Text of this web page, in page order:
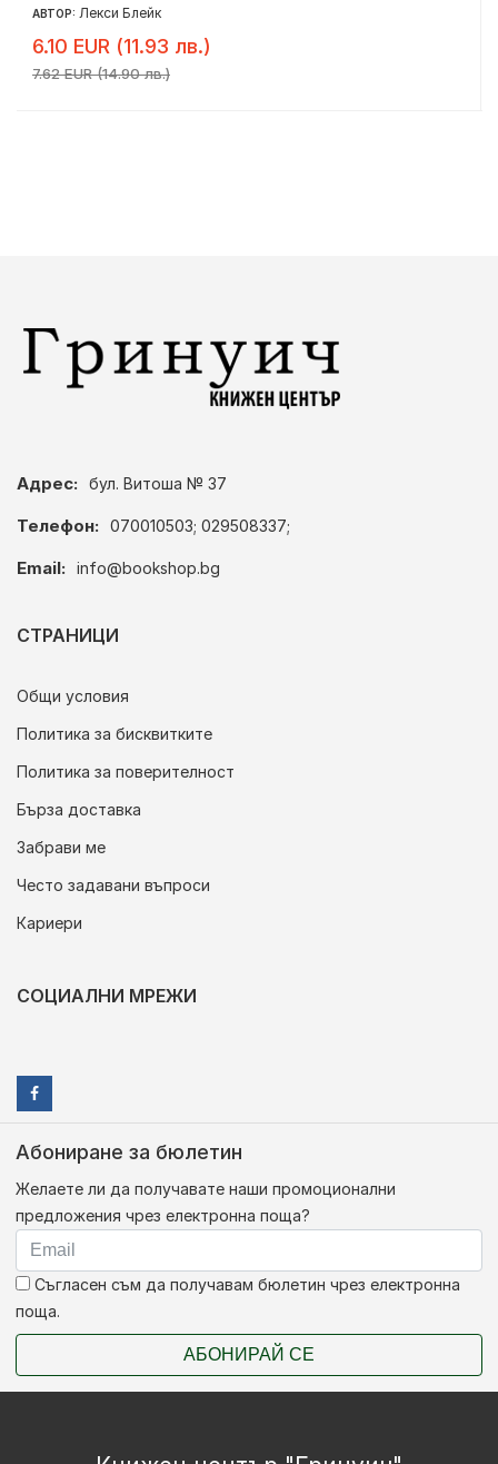
АВТОР: Лекси Блейк
6.10 EUR (11.93 лв.)
7.62 EUR (14.90 лв.)
Адрес: бул. Витоша № 37
Телефон: 070010503; 029508337;
Email: info@bookshop.bg
СТРАНИЦИ
Общи условия
Политика за бисквитките
Политика за поверителност
Бърза доставка
Забрави ме
Често задавани въпроси
Кариери
СОЦИАЛНИ МРЕЖИ
Абониране за бюлетин
Желаете ли да получавате наши промоционални
предложения чрез електронна поща?
Съгласен съм да получавам бюлетин чрез електронна
поща.
АБОНИРАЙ СЕ